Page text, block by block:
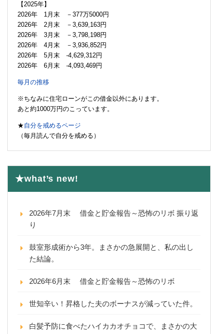
【2025年】
2026年 1月末 －377万5000円
2026年 2月末 －3,639,163円
2026年 3月末 －3,798,198円
2026年 4月末 －3,936,852円
2026年 5月末 -4,629,312円
2026年 6月末 -4,093,469円
毎月の推移
※ちなみに住宅ローンがこの借金以外にあります。
あと約1000万円のこっています。
★自分を戒めるページ
（毎月読んで自分を戒める）
★what’s new!
2026年7月末 借金と貯金報告～恐怖のリボ 振り返
り
鼓室形成術から3年。まさかの急展開と、私の出し
た結論。
2026年6月末 借金と貯金報告～恐怖のリボ
世知辛い！昇格した夫のボーナスが減っていた件。
白髪予防に食べたハイカカオチョコで、まさかの大